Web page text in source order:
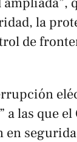
la
de
las que